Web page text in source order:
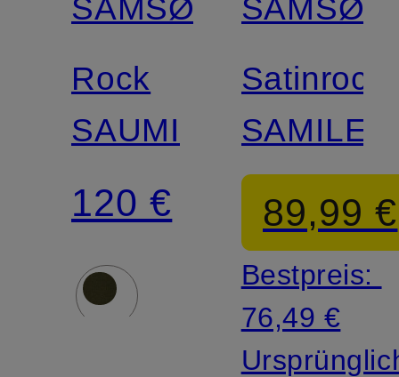
SAMSØE
Rock
SAUMI
120 €
SAMSØE
Satinrock
SAMILEY
89,99 €
Bestpreis:
76,49 €